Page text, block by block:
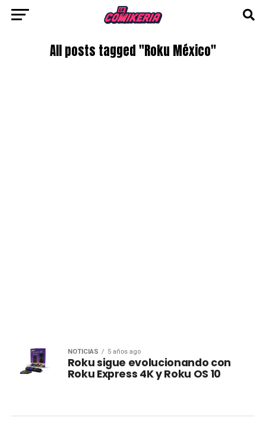
All posts tagged "Roku México"
NOTICIAS 5 años ago
Roku sigue evolucionando con
Roku Express 4K y Roku OS 10